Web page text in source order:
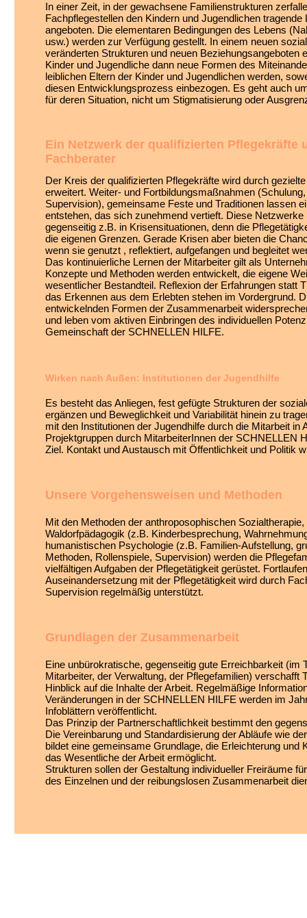
In einer Zeit, in der gewachsene Familienstrukturen
Fachpflegestellen den Kindern und Jugendlichen tragende
angeboten. Die elementaren Bedingungen des Lebens
usw.) werden zur Verfügung gestellt. In einem neuen
veränderten Strukturen und neuen Beziehungsangeboten
Kinder und Jugendliche dann neue Formen des
leiblichen Eltern der Kinder und Jugendlichen werden,
diesen Entwicklungsprozess einbezogen. Es geht auch
für deren Situation, nicht um Stigmatisierung oder
Ein Netzwerk der qualifizierten Pflegekräfte
Fachberater
Der Kreis der qualifizierten Pflegekräfte wird durch
erweitert. Weiter- und Fortbildungsmaßnahmen
Supervision), gemeinsame Feste und Traditionen lassen
entstehen, das sich zunehmend vertieft. Diese
gegenseitig z.B. in Krisensituationen, denn die
die eigenen Grenzen. Gerade Krisen aber bieten die
wenn sie genutzt , reflektiert, aufgefangen und begleitet
Das kontinuierliche Lernen der Mitarbeiter gilt als
Konzepte und Methoden werden entwickelt, die eigene
wesentlicher Bestandteil. Reflexion der Erfahrungen statt
das Erkennen aus dem Erlebten stehen im Vordergrund.
entwickelnden Formen der Zusammenarbeit
und leben vom aktiven Einbringen des individuellen
Gemeinschaft der SCHNELLEN HILFE.
Wirken nach Außen: Institutionen der Jugendhilfe
Es besteht das Anliegen, fest gefügte Strukturen der
ergänzen und Beweglichkeit und Variabilität hinein zu
mit den Institutionen der Jugendhilfe durch die Mitarbeit in
Projektgruppen durch MitarbeiterInnen der SCHNELLEN
Ziel. Kontakt und Austausch mit Öffentlichkeit und Politik
Unsere Vorgehensweisen und Methoden
Mit den Methoden der anthroposophischen Sozialtherapie,
Waldorfpädagogik (z.B. Kinderbesprechung,
humanistischen Psychologie (z.B. Familien-Aufstellung,
Methoden, Rollenspiele, Supervision) werden die
vielfältigen Aufgaben der Pflegetätigkeit gerüstet.
Auseinandersetzung mit der Pflegetätigkeit wird durch
Supervision regelmäßig unterstützt.
Grundlagen der Zusammenarbeit
Eine unbürokratische, gegenseitig gute Erreichbarkeit (im
Mitarbeiter, der Verwaltung, der Pflegefamilien) verschafft
Hinblick auf die Inhalte der Arbeit. Regelmäßige
Veränderungen in der SCHNELLEN HILFE werden im
Infoblättern veröffentlicht.
Das Prinzip der Partnerschaftlichkeit bestimmt den
Die Vereinbarung und Standardisierung der Abläufe wie
bildet eine gemeinsame Grundlage, die Erleichterung und
das Wesentliche der Arbeit ermöglicht.
Strukturen sollen der Gestaltung individueller Freiräume
des Einzelnen und der reibungslosen Zusammenarbeit